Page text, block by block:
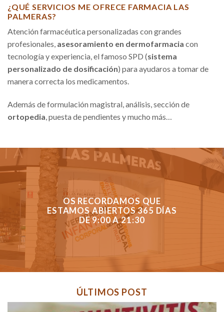
¿QUÉ SERVICIOS ME OFRECE FARMACIA LAS
PALMERAS?
Atención farmacéutica personalizadas con grandes
profesionales, asesoramiento en dermofarmacia con
tecnología y experiencia, el famoso SPD (sistema
personalizado de dosificación) para ayudaros a tomar de
manera correcta los medicamentos.
Además de formulación magistral, análisis, sección de
ortopedia , puesta de pendientes y mucho más…
OS RECORDAMOS QUE
ESTAMOS ABIERTOS 365 DÍAS
DE 9:00 A 21:30
ÚLTIMOS POST